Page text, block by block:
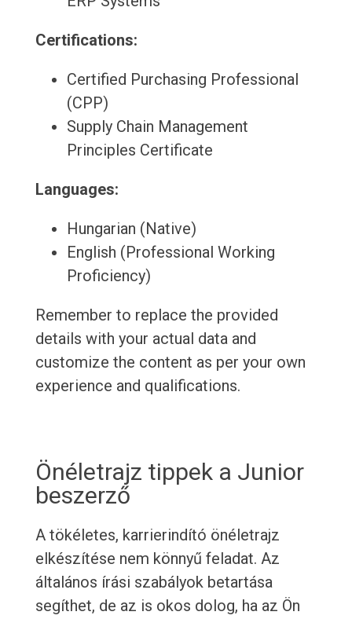
Certifications:
Certified Purchasing Professional
(CPP)
Supply Chain Management
Principles Certificate
Languages:
Hungarian (Native)
English (Professional Working
Proficiency)
Remember to replace the provided
details with your actual data and
customize the content as per your own
experience and qualifications.
Önéletrajz tippek a Junior
beszerző
A tökéletes, karrierindító önéletrajz
elkészítése nem könnyű feladat. Az
általános írási szabályok betartása
segíthet, de az is okos dolog, ha az Ön